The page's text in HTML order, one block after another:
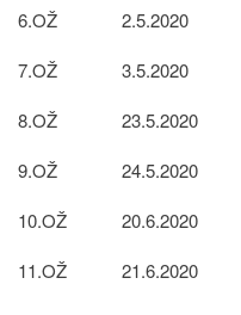
6.OŽ
2.5.2020
7.OŽ
3.5.2020
8.OŽ
23.5.2020
9.OŽ
24.5.2020
10.OŽ
20.6.2020
11.OŽ
21.6.2020